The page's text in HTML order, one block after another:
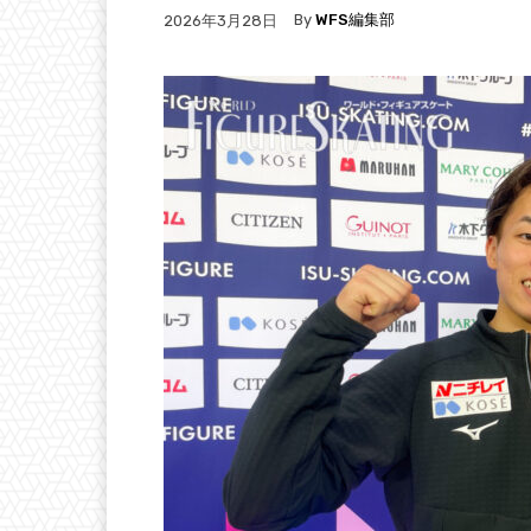
2026年3月28日 By WFS編集部